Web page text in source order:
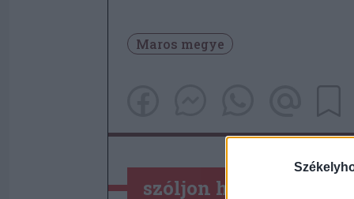
Maros megye
szóljon hozzá!